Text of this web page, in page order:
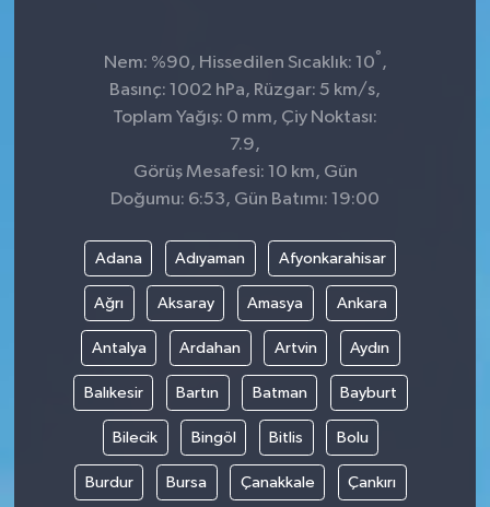
Nem: %90, Hissedilen Sıcaklık: 10° ,
Basınç: 1002 hPa, Rüzgar: 5 km/s,
Toplam Yağış: 0 mm, Çiy Noktası:
7.9,
Görüş Mesafesi: 10 km, Gün
Doğumu: 6:53, Gün Batımı: 19:00
Adana Adıyaman Afyonkarahisar
Ağrı Aksaray Amasya Ankara
Antalya Ardahan Artvin Aydın
Balıkesir Bartın Batman Bayburt
Bilecik Bingöl Bitlis Bolu
Burdur Bursa Çanakkale Çankırı